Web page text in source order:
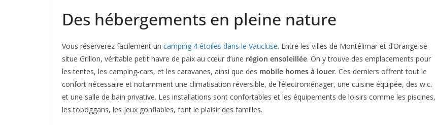
Des hébergements en pleine nature
Vous réserverez facilement un camping 4 étoiles dans le Vaucluse. Entre les villes de Montélimar et d’Orange se
situe Grillon, véritable petit havre de paix au cœur d’une région ensoleillée. On y trouve des emplacements pour
les tentes, les camping-cars, et les caravanes, ainsi que des mobile homes à louer. Ces derniers offrent tout le
confort nécessaire et notamment une climatisation réversible, de l’électroménager, une cuisine équipée, des w.c.
et une salle de bain privative. Les installations sont confortables et les équipements de loisirs comme les piscines,
les toboggans, les jeux gonflables, font le plaisir des familles.